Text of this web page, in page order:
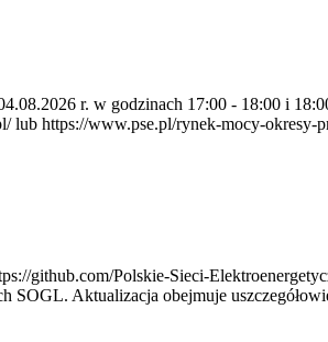
r. w godzinach 17:00 - 18:00 i
lub https://www.pse.pl/rynek-mocy-
github.com/Polskie-Sieci-
Aktualizacja obejmuje